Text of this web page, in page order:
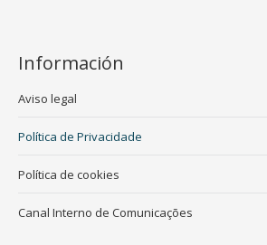
Información
Aviso legal
Política de Privacidade
Política de cookies
Canal Interno de Comunicações